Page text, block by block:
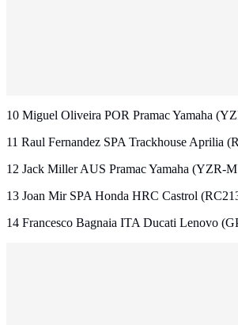
10 Miguel Oliveira POR Pramac Yamaha
11 Raul Fernandez SPA Trackhouse Aprilia
12 Jack Miller AUS Pramac Yamaha (YZR-
13 Joan Mir SPA Honda HRC Castrol
14 Francesco Bagnaia ITA Ducati Lenovo